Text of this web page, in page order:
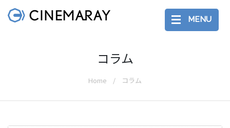
MENU
コラム
Home コラム